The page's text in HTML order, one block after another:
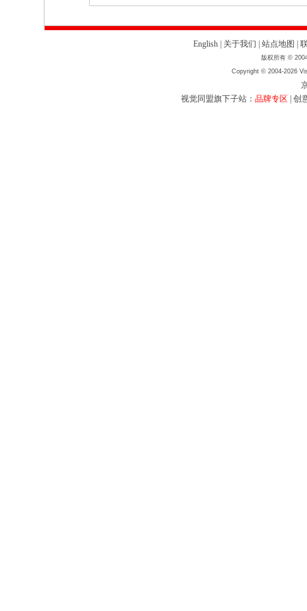
English 关于我们 站点地图
版权所有 ©
Copyright © 2004-2026
视觉同盟旗下子站： 品牌专区 创